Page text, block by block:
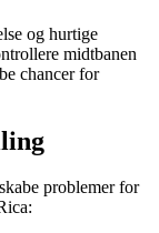
og hurtige
midtbanen
chancer for
problemer for